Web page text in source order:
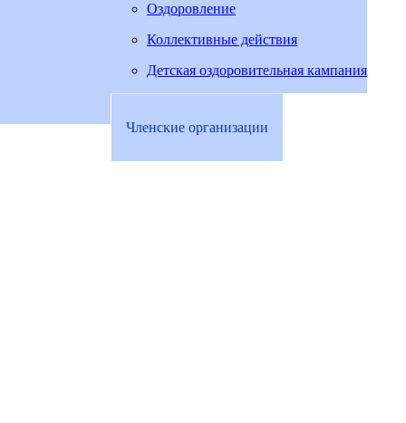
Оздоровление
Коллективные действия
Детская оздоровительная кампания
Членские организации